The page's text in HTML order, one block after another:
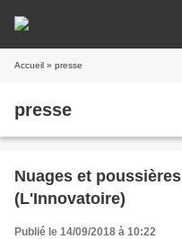
Accueil » presse
presse
Nuages et
(L'Innovatoire)
Publié le 14/09/2018 à 10:22